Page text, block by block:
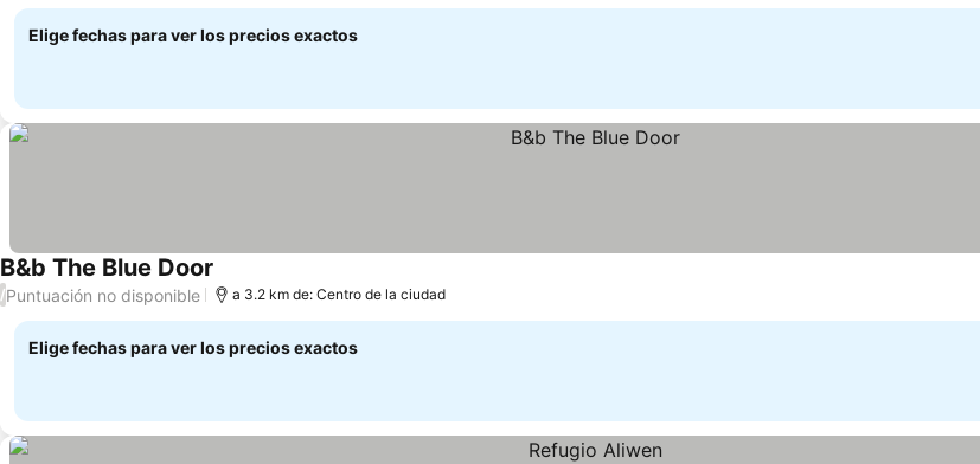
Elige fechas para ver los precios exactos
B&b The Blue Door Ver precios
/Puntuación no disponible a 3.2 km de: Centro de la ciudad
Elige fechas para ver los precios exactos